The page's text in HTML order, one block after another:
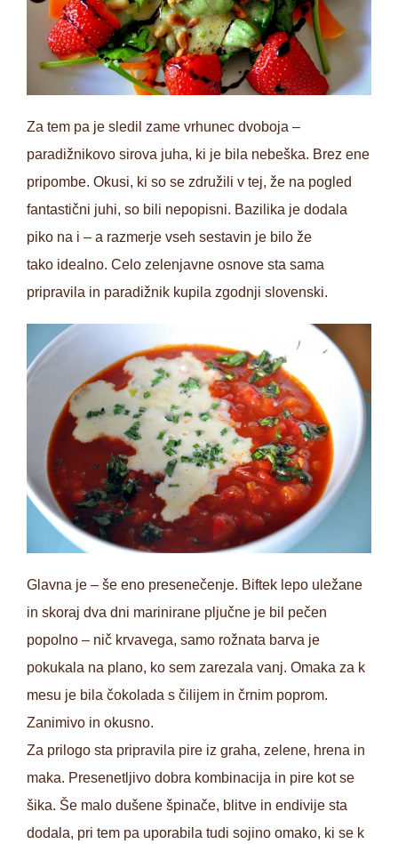
Za tem pa je sledil zame vrhunec dvoboja –
paradižnikovo sirova juha, ki je bila nebeška. Brez ene
pripombe. Okusi, ki so se združili v tej, že na pogled
fantastični juhi, so bili nepopisni. Bazilika je dodala
piko na i – a razmerje vseh sestavin je bilo že
tako idealno. Celo zelenjavne osnove sta sama
pripravila in paradižnik kupila zgodnji slovenski.
Glavna je – še eno presenečenje. Biftek lepo uležane
in skoraj dva dni marinirane pljučne je bil pečen
popolno – nič krvavega, samo rožnata barva je
pokukala na plano, ko sem zarezala vanj. Omaka za k
mesu je bila čokolada s čilijem in črnim poprom.
Zanimivo in okusno.
Za prilogo sta pripravila pire iz graha, zelene, hrena in
maka. Presenetljivo dobra kombinacija in pire kot se
šika. Še malo dušene špinače, blitve in endivije sta
dodala, pri tem pa uporabila tudi sojino omako, ki se k